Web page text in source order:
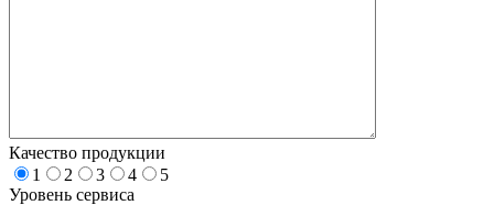
Качество продукции
1
2 3 4
5
Уровень сервиса